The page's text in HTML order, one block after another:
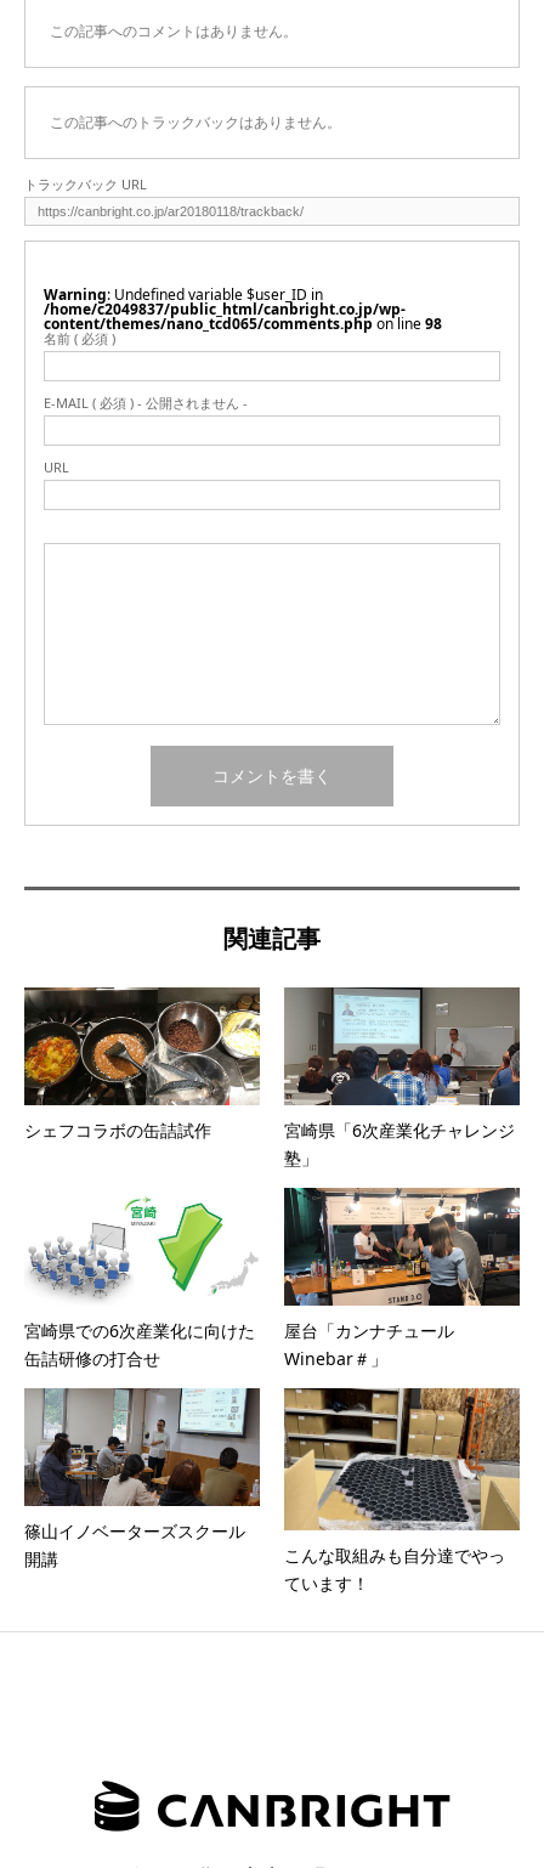
この記事へのコメントはありません。
この記事へのトラックバックはありません。
トラックバック URL
Warning : Undefined variable $user_ID in
/home/c2049837/public_html/canbright.co.jp/wp-
content/themes/nano_tcd065/comments.php on line98
名前 ( 必須 )
E-MAIL ( 必須 ) - 公開されません -
URL
関連記事
シェフコラボの缶詰試作
宮崎県「6次産業化チャレンジ
塾」
宮崎県での6次産業化に向けた
缶詰研修の打合せ
屋台「カンナチュール
Winebar＃」
篠山イノベーターズスクール
開講
こんな取組みも自分達でやっ
ています！